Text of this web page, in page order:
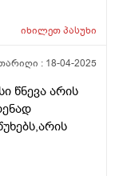
იხილეთპასუხი
: 18-04-2025
წნევა არის